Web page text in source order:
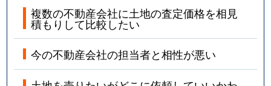
複数の不動産会社に土地の査定価格を相見
積もりして比較したい
今の不動産会社の担当者と相性が悪い